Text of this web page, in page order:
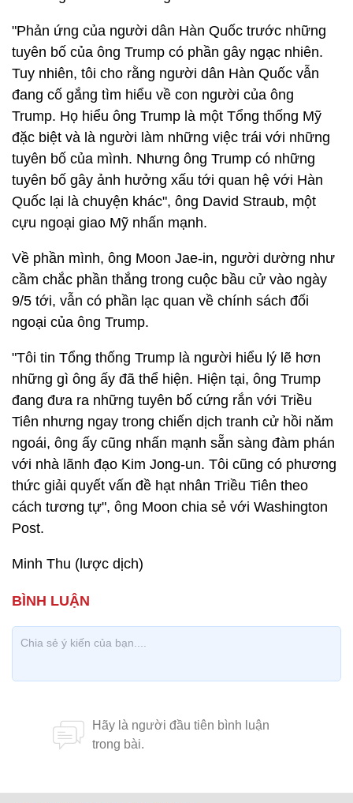
"Phản ứng của người dân Hàn Quốc trước những
tuyên bố của ông Trump có phần gây ngạc nhiên.
Tuy nhiên, tôi cho rằng người dân Hàn Quốc vẫn
đang cố gắng tìm hiểu về con người của ông
Trump. Họ hiểu ông Trump là một Tổng thống Mỹ
đặc biệt và là người làm những việc trái với những
tuyên bố của mình. Nhưng ông Trump có những
tuyên bố gây ảnh hưởng xấu tới quan hệ với Hàn
Quốc lại là chuyện khác", ông David Straub, một
cựu ngoại giao Mỹ nhấn mạnh.
Về phần mình, ông Moon Jae-in, người dường như
cầm chắc phần thắng trong cuộc bầu cử vào ngày
9/5 tới, vẫn có phần lạc quan về chính sách đối
ngoại của ông Trump.
"Tôi tin Tổng thống Trump là người hiểu lý lẽ hơn
những gì ông ấy đã thể hiện. Hiện tại, ông Trump
đang đưa ra những tuyên bố cứng rắn với Triều
Tiên nhưng ngay trong chiến dịch tranh cử hồi năm
ngoái, ông ấy cũng nhấn mạnh sẵn sàng đàm phán
với nhà lãnh đạo Kim Jong-un. Tôi cũng có phương
thức giải quyết vấn đề hạt nhân Triều Tiên theo
cách tương tự", ông Moon chia sẻ với Washington
Post.
Minh Thu (lược dịch)